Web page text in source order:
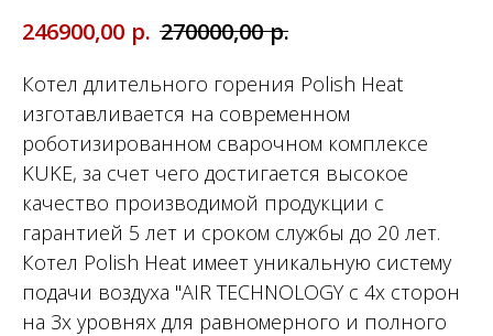
246900,00 р. 270000,00 р.
Котел длительного горения Polish Heat
изготавливается на современном
роботизированном сварочном комплексе
KUKE, за счет чего достигается высокое
качество производимой продукции с
гарантией 5 лет и сроком службы до 20 лет.
Котел Polish Heat имеет уникальную систему
подачи воздуха "AIR TECHNOLOGY с 4х сторон
на 3х уровнях для равномерного и полного